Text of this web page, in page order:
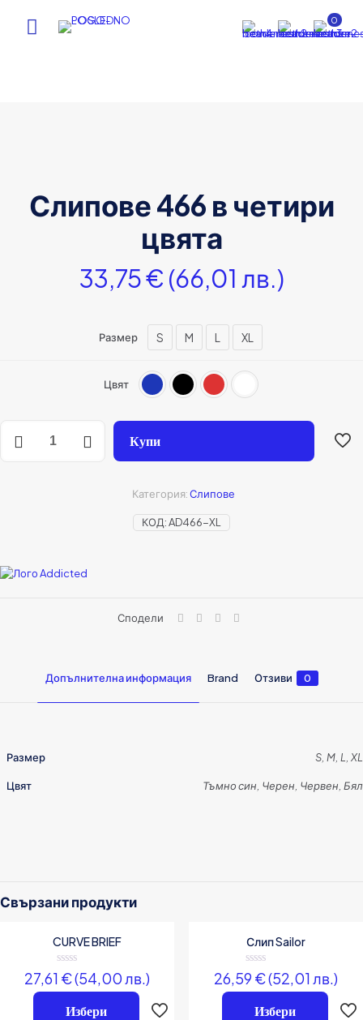
0
Слипове 466 в четири
цвята
33,75€ (66,01 лв.)
Размер S M L XL
Цвят
Купи
КОД:AD466-XL
Категория:Слипове
Сподели
Допълнителна информация Brand Отзиви 0
Размер S, M, L, XL
Цвят Тъмно син, Черен, Червен, Бял
полета са отбелязани с*
Свързани продукти
CURVE BRIEF
Оценено
на
от
27,61 €(54,00 лв.)
Избери
Слип Sailor
Оценено
на
от
26,59 €(52,01 лв.)
Избери